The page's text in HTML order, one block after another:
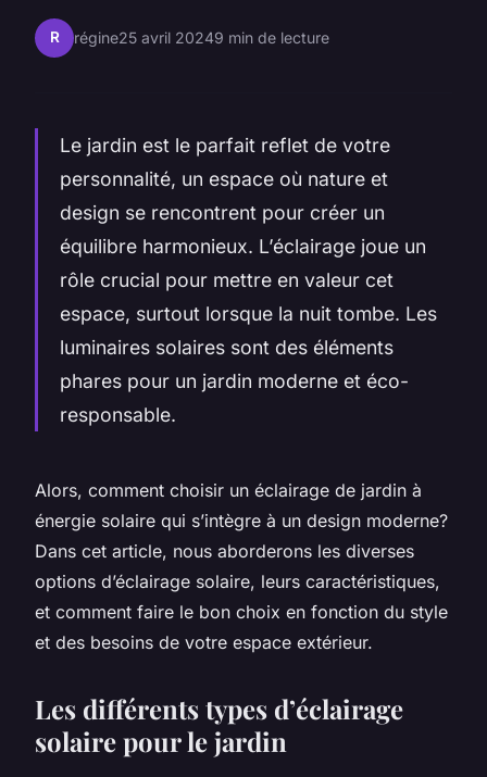
R régine25 avril 20249 min de lecture
Le jardin est le parfait reflet de votre
personnalité, un espace où nature et
design se rencontrent pour créer un
équilibre harmonieux. L’éclairage joue un
rôle crucial pour mettre en valeur cet
espace, surtout lorsque la nuit tombe. Les
luminaires solaires sont des éléments
phares pour un jardin moderne et éco-
responsable.
Alors, comment choisir un éclairage de jardin à
énergie solaire qui s’intègre à un design moderne?
Dans cet article, nous aborderons les diverses
options d’éclairage solaire, leurs caractéristiques,
et comment faire le bon choix en fonction du style
et des besoins de votre espace extérieur.
Les différents types d’éclairage
solaire pour le jardin